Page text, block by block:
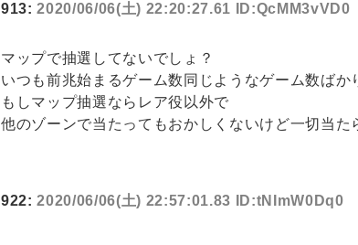
913:2020/06/06(土) 22:20:27.61 ID:QcMM3vVD0
マップで抽選してないでしょ？
いつも前兆始まるゲーム数同じようなゲーム数ばか
もしマップ抽選ならレア役以外で
他のゾーンで当たってもおかしくないけど一切当た
922:2020/06/06(土) 22:57:01.83 ID:tNImW0Dq0